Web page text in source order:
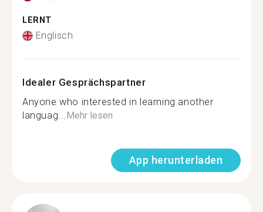
LERNT
Englisch
Idealer Gesprächspartner
Anyone who interested in learning another
languag...Mehr lesen
App herunterladen